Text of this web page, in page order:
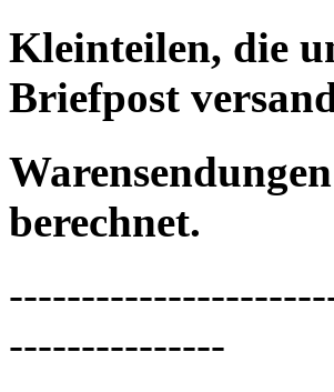
Kleinteilen, die
Briefpost
berechnet.
---------------